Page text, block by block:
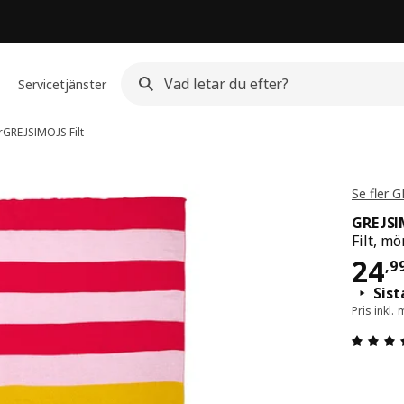
Servicetjänster
GREJSIMOJS Filt
Se fler
Filt,
24,
Pris inkl.